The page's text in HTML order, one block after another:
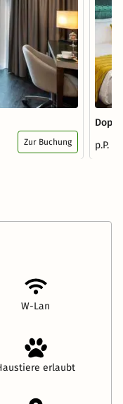
Zur Buchung
p.P.
W-Lan
erlaubt